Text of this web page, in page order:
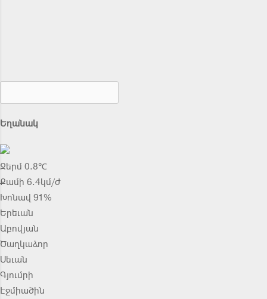
Եղանակ
Ջերմ 0.8℃
Քամի 6.4կմ/ժ
Խոնավ 91%
Երեւան
Աբովյան
Ծաղկաձոր
Սեւան
Գյումրի
Էջմիածին